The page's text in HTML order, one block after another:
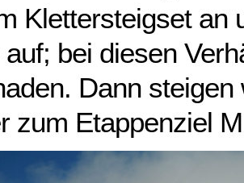
Klettersteigset an
bei diesen
Dann
zum Etappenziel